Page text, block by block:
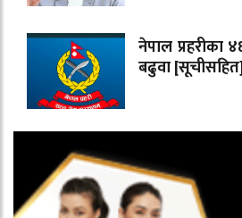
नेपाल प्रहरीका
बढुवा